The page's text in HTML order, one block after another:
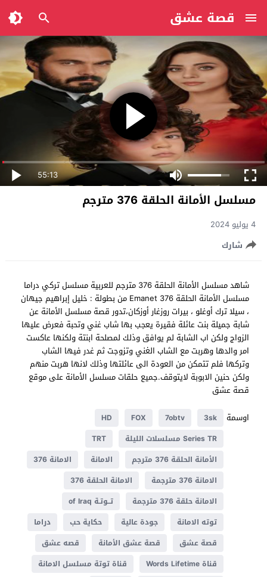
قصة عشق
55:13
مسلسل الأمانة الحلقة 376 مترجم
4 يوليو 2024
شارك
شاهد مسلسل الأمانة الحلقة 376 مترجم للعربية مسلسل تركي دراما
مسلسل الأمانة الحلقة 376 Emanet من بطولة : خليل إبراهيم جيهان
، سيلا ترك أوغلو ، بيرات روزغار أوزكان،تدور قصة مسلسل الأمانة عن
شابة جميلة بنت عائلة فقيرة يعجب بها شاب غني وتحبة فعرض عليها
الزواج ولكن اب الشابة لم يوافق وذلك لمصلحة ابنتة ولكنها عاكست
امر والدها وهربت مع الشاب الغني وتزوجت ثم غدر فيها الشاب
وتركها فلم تتمكن من العودة الى عائلتها وذلك لانها هربت منهم
ولكن حنين الابوبة لايتوقف.جميع حلقات مسلسل الأمانة على موقع
قصة عشق
اوسمة
3sk
7obtv
FOX
HD
Series TR مسلسلات الليلة
TRT
الأمانة الحلقة 376 مترجم
الامانة
الامانة 376
الامانة 376 مترجمة
الامانة الحلقة 376
الامانة حلقة 376 مترجمة
تــوتـة of Iraq
توته الامانة
جودة عالية حكاية حب
دراما
قصة عشق
قصة عشق الأمانة
قصه عشق
قناة Words Lifetime
قناة توتة مسلسل الامانة